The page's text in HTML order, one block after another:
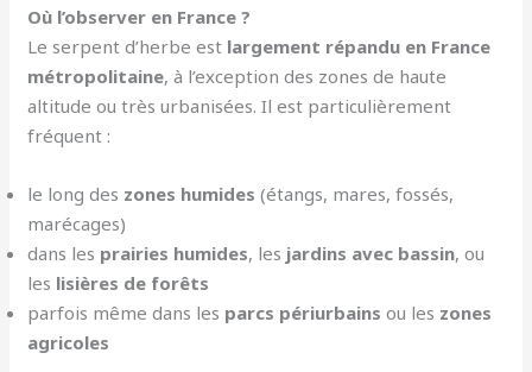
Où l’observer en France ?
Le serpent d’herbe est largement répandu en France
métropolitaine, à l’exception des zones de haute
altitude ou très urbanisées. Il est particulièrement
fréquent :
le long des zones humides (étangs, mares, fossés,
marécages)
dans les prairies humides, les jardins avec bassin, ou
les lisières de forêts
parfois même dans les parcs périurbains ou les zones
agricoles